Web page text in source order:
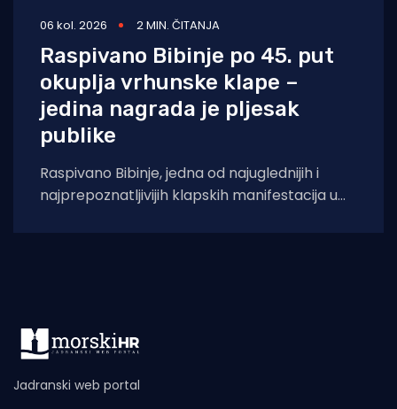
06 kol. 2026 2 MIN. ČITANJA
Raspivano Bibinje po 45. put
okuplja vrhunske klape –
jedina nagrada je pljesak
publike
Raspivano Bibinje, jedna od najuglednijih i
najprepoznatljivijih klapskih manifestacija u
Jadranski web portal